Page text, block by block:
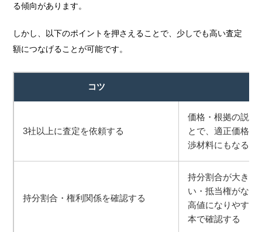
る傾向があります。
しかし、以下のポイントを押さえることで、少しでも高い査定
額につなげることが可能です。
コツ
3社以上に査定を依頼する
価格・根拠の説明
とで、適正価格の
渉材料にもなる
持分割合・権利関係を確認する
持分割合が大きい
い・抵当権がない
高値になりやすい
本で確認する